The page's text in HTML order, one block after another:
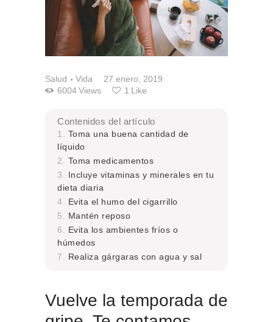
Salud Vida
27 enero, 2019
6004Views 1 Like
Contenidos del artículo
Toma una buena cantidad de
líquido
Toma medicamentos
Incluye vitaminas y minerales en tu
dieta diaria
Evita el humo del cigarrillo
Mantén reposo
Evita los ambientes fríos o
húmedos
Realiza gárgaras con agua y sal
Vuelve la temporada de